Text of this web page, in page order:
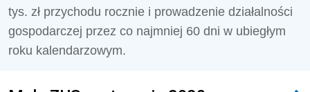
tys. zł przychodu rocznie i prowadzenie działalności
gospodarczej przez co najmniej 60 dni w ubiegłym
roku kalendarzowym.